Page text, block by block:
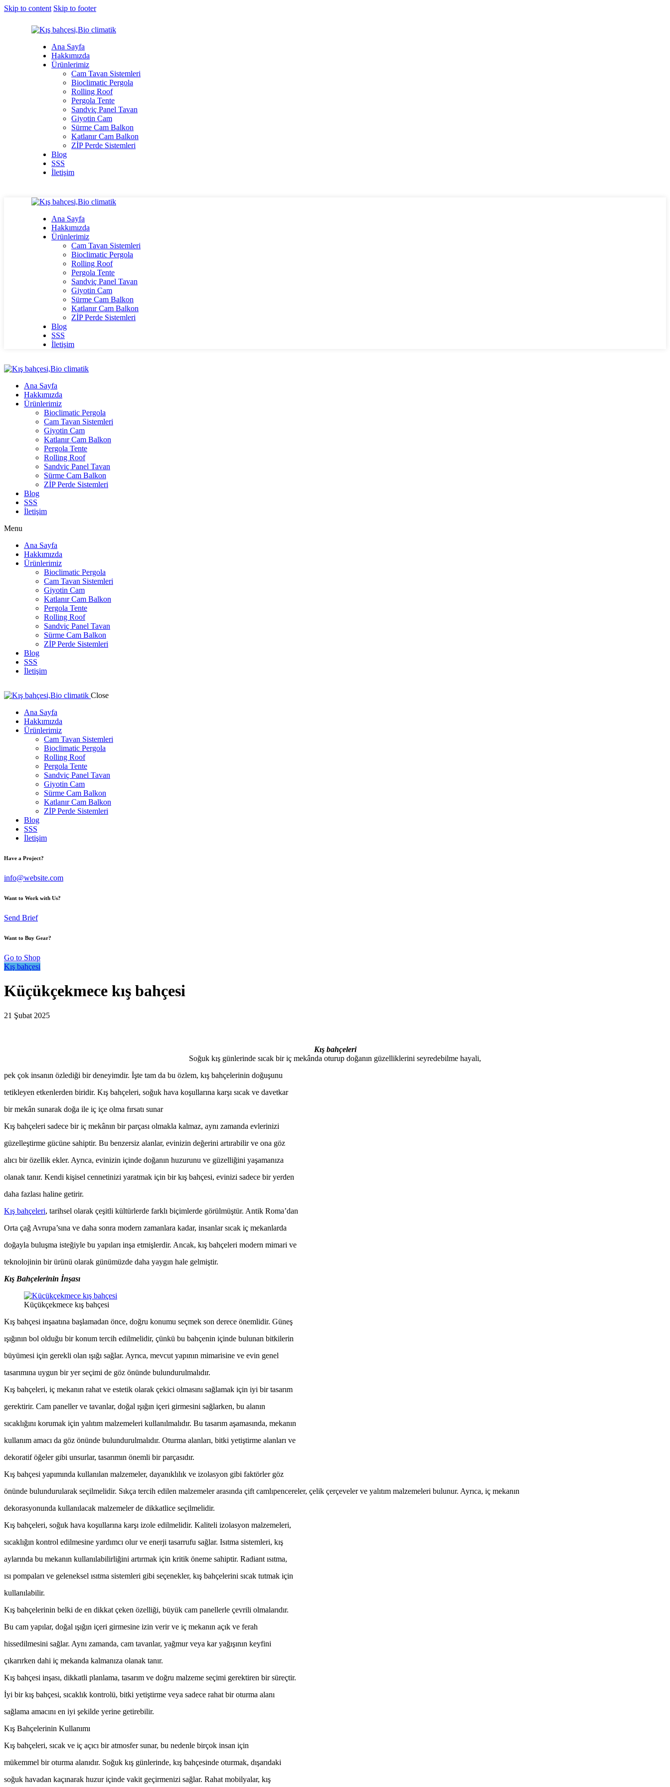
Skip to content Skip to footer
Ana Sayfa
Hakkımızda
Ürünlerimiz
Cam Tavan Sistemleri
Bioclimatic Pergola
Rolling Roof
Pergola Tente
Sandviç Panel Tavan
Giyotin Cam
Sürme Cam Balkon
Katlanır Cam Balkon
ZİP Perde Sistemleri
Blog
SSS
İletişim
Ana Sayfa
Hakkımızda
Ürünlerimiz
Cam Tavan Sistemleri
Bioclimatic Pergola
Rolling Roof
Pergola Tente
Sandviç Panel Tavan
Giyotin Cam
Sürme Cam Balkon
Katlanır Cam Balkon
ZİP Perde Sistemleri
Blog
SSS
İletişim
Ana Sayfa
Hakkımızda
Ürünlerimiz
Bioclimatic Pergola
Cam Tavan Sistemleri
Giyotin Cam
Katlanır Cam Balkon
Pergola Tente
Rolling Roof
Sandviç Panel Tavan
Sürme Cam Balkon
ZİP Perde Sistemleri
Blog
SSS
İletişim
Menu
Ana Sayfa
Hakkımızda
Ürünlerimiz
Bioclimatic Pergola
Cam Tavan Sistemleri
Giyotin Cam
Katlanır Cam Balkon
Pergola Tente
Rolling Roof
Sandviç Panel Tavan
Sürme Cam Balkon
ZİP Perde Sistemleri
Blog
SSS
İletişim
Close
Ana Sayfa
Hakkımızda
Ürünlerimiz
Cam Tavan Sistemleri
Bioclimatic Pergola
Rolling Roof
Pergola Tente
Sandviç Panel Tavan
Giyotin Cam
Sürme Cam Balkon
Katlanır Cam Balkon
ZİP Perde Sistemleri
Blog
SSS
İletişim
Have a Project?
info@website.com
Want to Work with Us?
Send Brief
Want to Buy Gear?
Go to Shop
Kış bahçesi
Küçükçekmece kış bahçesi
21 Şubat 2025
Kış bahçeleri
Soğuk kış günlerinde sıcak bir iç mekânda oturup doğanın güzelliklerini seyredebilme hayali,
pek çok insanın özlediği bir deneyimdir. İşte tam da bu özlem, kış bahçelerinin doğuşunu
tetikleyen etkenlerden biridir. Kış bahçeleri, soğuk hava koşullarına karşı sıcak ve davetkar
bir mekân sunarak doğa ile iç içe olma fırsatı sunar
Kış bahçeleri sadece bir iç mekânın bir parçası olmakla kalmaz, aynı zamanda evlerinizi
güzelleştirme gücüne sahiptir. Bu benzersiz alanlar, evinizin değerini artırabilir ve ona göz
alıcı bir özellik ekler. Ayrıca, evinizin içinde doğanın huzurunu ve güzelliğini yaşamanıza
olanak tanır. Kendi kişisel cennetinizi yaratmak için bir kış bahçesi, evinizi sadece bir yerden
daha fazlası haline getirir.
Kış bahçeleri, tarihsel olarak çeşitli kültürlerde farklı biçimlerde görülmüştür. Antik Roma’dan
Orta çağ Avrupa’sına ve daha sonra modern zamanlara kadar, insanlar sıcak iç mekanlarda
doğayla buluşma isteğiyle bu yapıları inşa etmişlerdir. Ancak, kış bahçeleri modern mimari ve
teknolojinin bir ürünü olarak günümüzde daha yaygın hale gelmiştir.
Kış Bahçelerinin İnşası
Küçükçekmece kış bahçesi
Kış bahçesi inşaatına başlamadan önce, doğru konumu seçmek son derece önemlidir. Güneş
ışığının bol olduğu bir konum tercih edilmelidir, çünkü bu bahçenin içinde bulunan bitkilerin
büyümesi için gerekli olan ışığı sağlar. Ayrıca, mevcut yapının mimarisine ve evin genel
tasarımına uygun bir yer seçimi de göz önünde bulundurulmalıdır.
Kış bahçeleri, iç mekanın rahat ve estetik olarak çekici olmasını sağlamak için iyi bir tasarım
gerektirir. Cam paneller ve tavanlar, doğal ışığın içeri girmesini sağlarken, bu alanın
sıcaklığını korumak için yalıtım malzemeleri kullanılmalıdır. Bu tasarım aşamasında, mekanın
kullanım amacı da göz önünde bulundurulmalıdır. Oturma alanları, bitki yetiştirme alanları ve
dekoratif öğeler gibi unsurlar, tasarımın önemli bir parçasıdır.
Kış bahçesi yapımında kullanılan malzemeler, dayanıklılık ve izolasyon gibi faktörler göz
önünde bulundurularak seçilmelidir. Sıkça tercih edilen malzemeler arasında çift camlıpencereler, çelik çerçeveler ve yalıtım malzemeleri bulunur. Ayrıca, iç mekanın
dekorasyonunda kullanılacak malzemeler de dikkatlice seçilmelidir.
Kış bahçeleri, soğuk hava koşullarına karşı izole edilmelidir. Kaliteli izolasyon malzemeleri,
sıcaklığın kontrol edilmesine yardımcı olur ve enerji tasarrufu sağlar. Isıtma sistemleri, kış
aylarında bu mekanın kullanılabilirliğini artırmak için kritik öneme sahiptir. Radiant ısıtma,
ısı pompaları ve geleneksel ısıtma sistemleri gibi seçenekler, kış bahçelerini sıcak tutmak için
kullanılabilir.
Kış bahçelerinin belki de en dikkat çeken özelliği, büyük cam panellerle çevrili olmalarıdır.
Bu cam yapılar, doğal ışığın içeri girmesine izin verir ve iç mekanın açık ve ferah
hissedilmesini sağlar. Aynı zamanda, cam tavanlar, yağmur veya kar yağışının keyfini
çıkarırken dahi iç mekanda kalmanıza olanak tanır.
Kış bahçesi inşası, dikkatli planlama, tasarım ve doğru malzeme seçimi gerektiren bir süreçtir.
İyi bir kış bahçesi, sıcaklık kontrolü, bitki yetiştirme veya sadece rahat bir oturma alanı
sağlama amacını en iyi şekilde yerine getirebilir.
Kış Bahçelerinin Kullanımı
Kış bahçeleri, sıcak ve iç açıcı bir atmosfer sunar, bu nedenle birçok insan için
mükemmel bir oturma alanıdır. Soğuk kış günlerinde, kış bahçesinde oturmak, dışarıdaki
soğuk havadan kaçınarak huzur içinde vakit geçirmenizi sağlar. Rahat mobilyalar, kış